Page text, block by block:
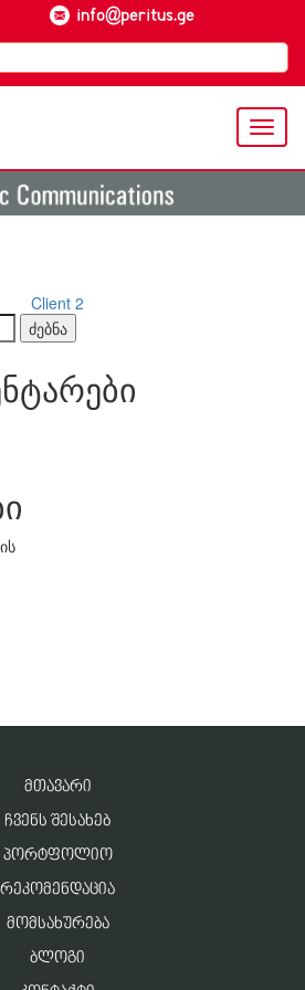
info@peritus.ge
Client 2
ᲛᲗᲐᲕᲐᲠᲘ
ᲩᲕᲔᲜᲡ ᲨᲔᲡᲐᲮᲔᲑ
ᲞᲝᲠᲢᲤᲝᲚᲘᲝ
ᲠᲔᲙᲝᲛᲔᲜᲓᲐᲪᲘᲐ
ᲛᲝᲛᲡᲐᲮᲣᲠᲔᲑᲐ
ᲑᲚᲝᲒᲘ